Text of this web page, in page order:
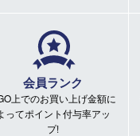
会員ランク
上でのお買い上げ金額に
ってポイント付与率アッ
プ!